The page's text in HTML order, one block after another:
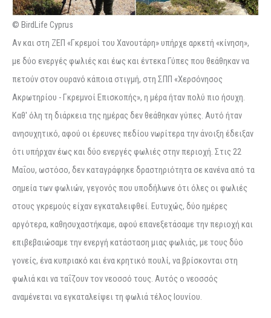
© BirdLife Cyprus
Αν και στη ΖΕΠ «Γκρεμοί του Χανουτάρη» υπήρχε αρκετή «κίνηση»,
με δύο ενεργές φωλιές και έως και έντεκα Γύπες που θεάθηκαν να
πετούν στον ουρανό κάποια στιγμή, στη ΣΠΠ «Χερσόνησος
Ακρωτηρίου - Γκρεμνοί Επισκοπής», η μέρα ήταν πολύ πιο ήσυχη.
Καθ' όλη τη διάρκεια της ημέρας δεν θεάθηκαν γύπες. Αυτό ήταν
ανησυχητικό, αφού οι έρευνες πεδίου νωρίτερα την άνοιξη έδειξαν
ότι υπήρχαν έως και δύο ενεργές φωλιές στην περιοχή. Στις 22
Μαΐου, ωστόσο, δεν καταγράφηκε δραστηριότητα σε κανένα από τα
σημεία των φωλιών, γεγονός που υποδήλωνε ότι όλες οι φωλιές
στους γκρεμούς είχαν εγκαταλειφθεί. Ευτυχώς, δύο ημέρες
αργότερα, καθησυχαστήκαμε, αφού επανεξετάσαμε την περιοχή και
επιβεβαιώσαμε την ενεργή κατάσταση μιας φωλιάς, με τους δύο
γονείς, ένα κυπριακό και ένα κρητικό πουλί, να βρίσκονται στη
φωλιά και να ταΐζουν τον νεοσσό τους. Αυτός ο νεοσσός
αναμένεται να εγκαταλείψει τη φωλιά τέλος Ιουνίου.